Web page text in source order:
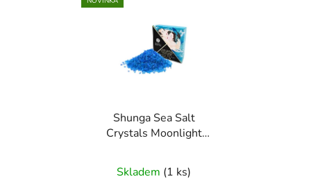
Shunga Sea Salt
Crystals Moonlight
75 g
Skladem (1 ks)